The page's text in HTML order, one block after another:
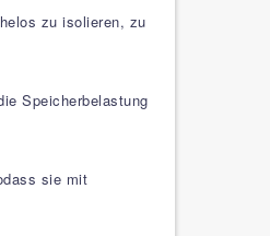
zu isolieren, zu
Speicherbelastung
sie mit